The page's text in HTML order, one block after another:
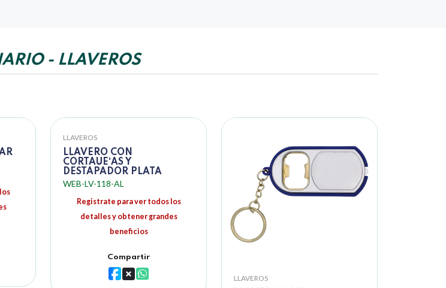
- LLAVEROS
LLAVEROS
LLAVERO CON
CORTAUE‘AS Y
DESTAPADOR PLATA
WEB-LV-118-AL
Registrate para ver todos los
detalles y obtener grandes
beneficios
Compartir
LLAVEROS